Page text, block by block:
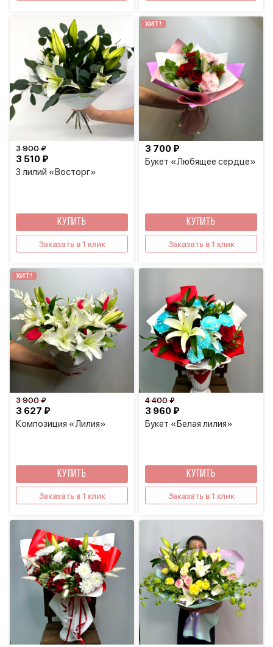
3 лилий «Восторг»
3 510 ₽
3 900 ₽
КУПИТЬ
Заказать в 1 клик
ХИТ!
Букет «Любящее сердце»
3 700 ₽
КУПИТЬ
Заказать в 1 клик
ХИТ!
Композиция «Лилия»
3 627 ₽
3 900 ₽
КУПИТЬ
Заказать в 1 клик
Букет «Белая лилия»
3 960 ₽
4 400 ₽
КУПИТЬ
Заказать в 1 клик